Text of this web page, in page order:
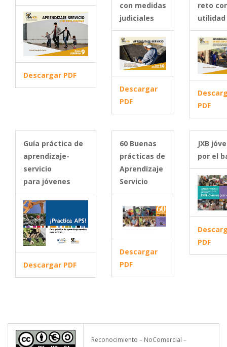
Descargar PDF
con medidas
judiciales
Descargar
PDF
reto
utilidad
PDF
Guía práctica de
aprendizaje-
servicio
para jóvenes
Descargar PDF
60 Buenas
prácticas de
Aprendizaje
Servicio
Descargar
PDF
JXB
por el
PDF
Reconocimiento – NoComercial –